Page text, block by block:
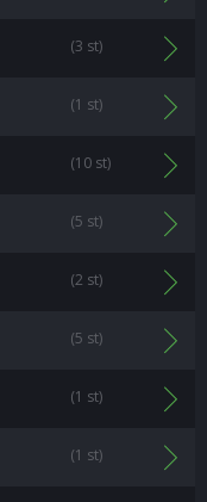
(3 st)
(1 st)
(10 st)
(5 st)
(2 st)
(5 st)
(1 st)
(1 st)